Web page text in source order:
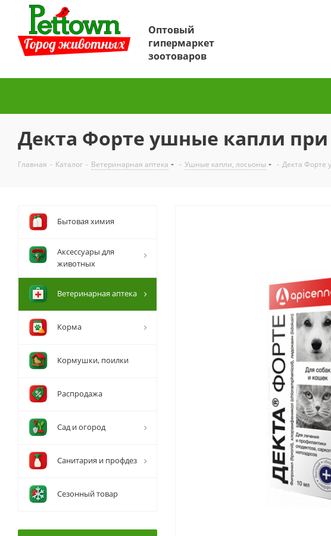
Оптовый
гипермаркет
зоотоваров
Декта Форте ушные капли при
Главная - Каталог - Ветеринарная аптека - Ушные капли, лосьоны - Декта Форте
Бытовая химия
Аксессуары для
животных
Ветеринарная аптека
Корма
Кормушки, поилки
Распродажа
Сад и огород
Санитария и профдез
Сезонный товар